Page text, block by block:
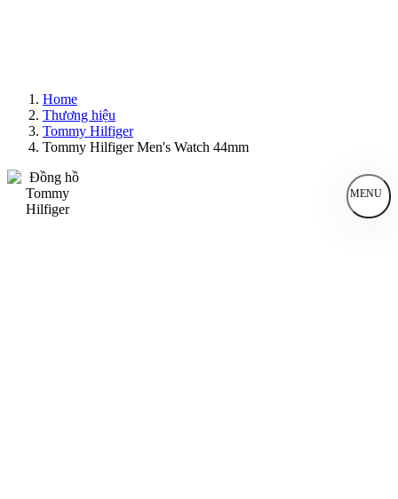
Home
Thương hiệu
Tommy Hilfiger
Tommy Hilfiger Men's Watch 44mm
MENU